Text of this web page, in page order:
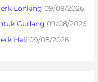
Lonking 09/08/2026
Gudang 09/08/2026
Heli 09/08/2026